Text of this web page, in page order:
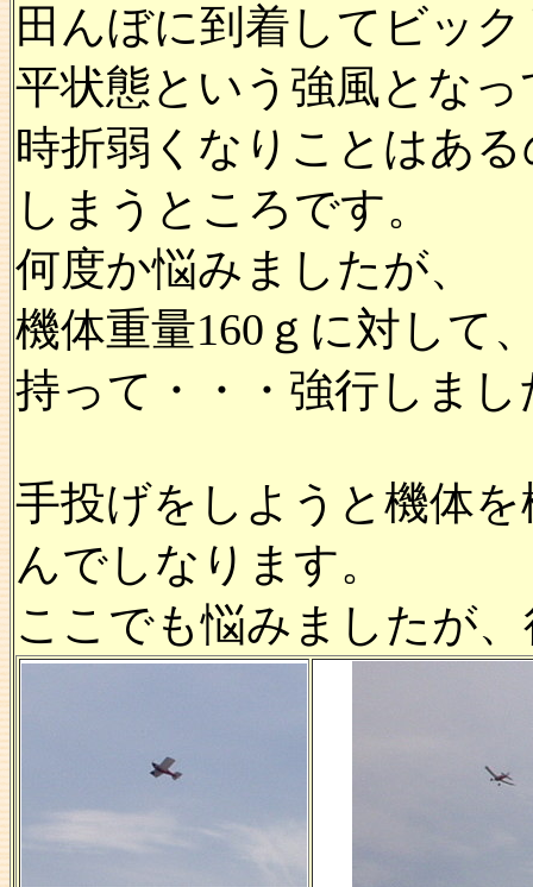
田んぼに到着してビッ
平状態という強風とな
時折弱くなりことはあ
しまうところです。
何度か悩みましたが、
機体重量160ｇに対して
持って・・・強行しま
手投げをしようと機体
んでしなります。
ここでも悩みましたが